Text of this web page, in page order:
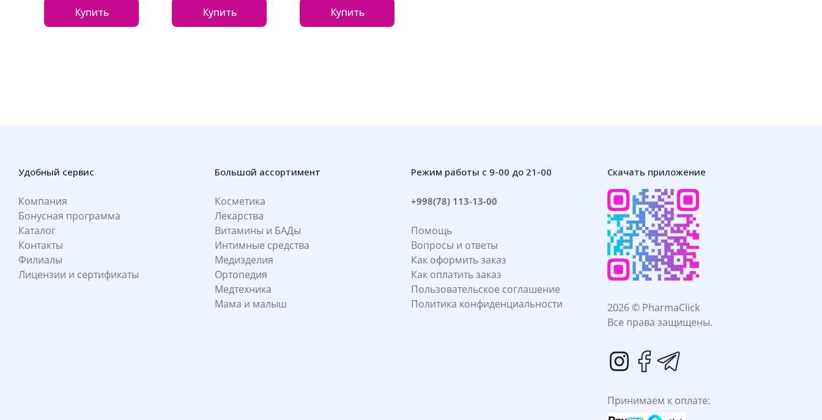
Купить Купить Купить
Удобный сервис
Компания
Бонусная программа
Каталог
Контакты
Филиалы
Лицензии и сертификаты
Большой ассортимент
Косметика
Лекарства
Витамины и БАДы
Интимные средства
Медизделия
Ортопедия
Медтехника
Мама и малыш
Режим работы с 9-00 до 21-00
+998(78) 113-13-00
Помощь
Вопросы и ответы
Как оформить заказ
Как оплатить заказ
Пользовательское соглашение
Политика конфиденциальности
Скачать приложение
2026 © PharmaClick
Все права защищены.
Принимаем к оплате: